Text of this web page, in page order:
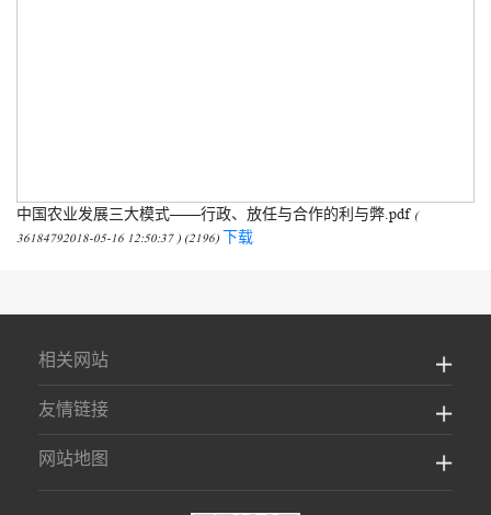
中国农业发展三大模式——行政、放任与合作的利与弊.pdf (
36184792018-05-16 12:50:37 ) (2196) 下载
相关网站
友情链接
网站地图